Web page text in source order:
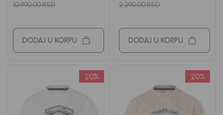
10.990,00RSD
DODAJ U KORPU
2.290,00RSD
DODAJ U KORPU
20% 20%